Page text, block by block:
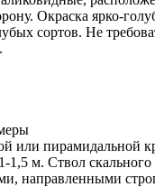
Окраска ярко-
сортов. Не
или пирамидальной
1,5 м. Ствол
направленными